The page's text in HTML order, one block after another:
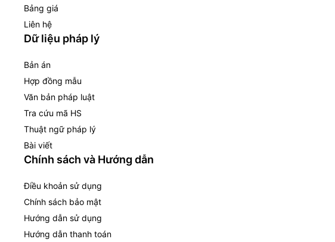
Bảng giá
Liên hệ
Dữ liệu pháp lý
Bản án
Hợp đồng mẫu
Văn bản pháp luật
Tra cứu mã HS
Thuật ngữ pháp lý
Bài viết
Chính sách và Hướng dẫn
Điều khoản sử dụng
Chính sách bảo mật
Hướng dẫn sử dụng
Hướng dẫn thanh toán